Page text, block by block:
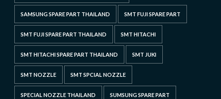
SAMSUNG SPARE PART THAILAND SMT FUJI SPARE PART
SMT FUJI SPARE PART THAILAND SMT HITACHI
SMT HITACHI SPARE PART THAILAND SMT JUKI
SMT NOZZLE SMT SPCIAL NOZZLE
SPECIAL NOZZLE THAILAND SUMSUNG SPARE PART